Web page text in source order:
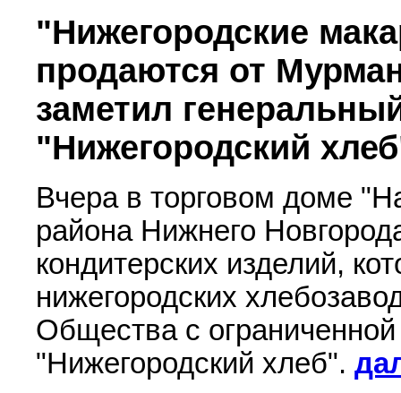
"Нижегородские
продаются от
заметил
"Нижегородский
Вчера в торговом доме
района Нижнего
кондитерских изделий,
нижегородских
Общества с
"Нижегородский хлеб".